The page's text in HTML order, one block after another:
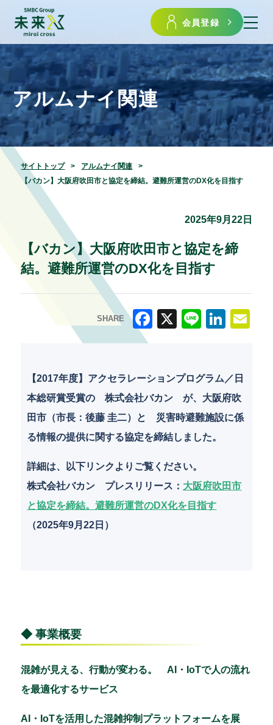
会員登録
アルムナイ関連
サイトトップ
アルムナイ関連
【バカン】大阪府吹田市と協定を締結。避難所運営のDX化を目指す
2025年9月22日
【バカン】大阪府吹田市と協定を締
結。避難所運営のDX化を目指す
SHARE
F
c
e
b
o
o
k
e
k
e
dI
n
ai
【2017年度】アクセラレーションプログラム／日
本総研賞受賞の 株式会社バカン が、大阪府吹
田市（市長：後藤 圭二）と 災害時避難施設に係
る情報の提供に関する協定を締結しました。
詳細は、以下リンクよりご覧ください。
株式会社バカン プレスリリース ： 大阪府吹田市
と協定を締結。避難所運営のDX化を目指す
（2025年9月22日）
◆ 事業概要
混雑が見える、行動が変わる。 AI・IoTで人の流れ
を最適化するサービス
AI・IoTを活用した混雑抑制プラットフォームを展